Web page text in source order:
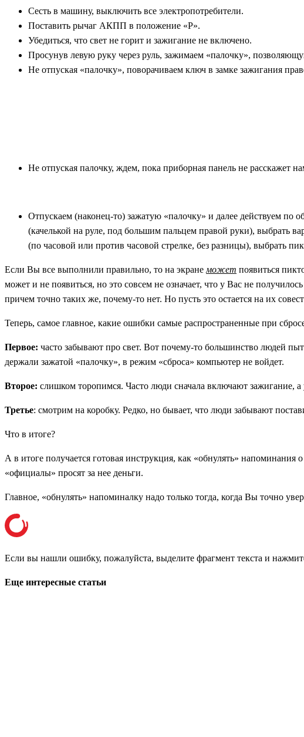
Сесть в машину, выключить все электропотребители.
Поставить рычаг АКПП в положение «P».
Убедиться, что свет не горит и зажигание не включено.
Просунув левую руку через руль, зажимаем «палочку»,
Не отпуская «палочку», поворачиваем ключ в замке зажигания
Не отпуская палочку, ждем, пока приборная панель не расскажет
Отпускаем (наконец-то) зажатую «палочку» и далее действуем по
(качелькой на руле, под большим пальцем правой руки), выбрать
(по часовой или против часовой стрелке, без разницы), выбрать
Если Вы все выполнили правильно, то на экране может появиться
может и не появиться, но это совсем не означает, что у Вас не
причем точно таких же, почему-то нет. Но пусть это остается на их
Теперь, самое главное, какие ошибки самые распространенные при
Первое: часто забывают про свет. Вот почему-то большинство людей
держали зажатой «палочку», в режим «сброса» компьютер не войдет.
Второе: слишком торопимся. Часто люди сначала включают зажигание,
Третье: смотрим на коробку. Редко, но бывает, что люди забывают
Что в итоге?
А в итоге получается готовая инструкция, как «обнулять»
«официалы» просят за нее деньги.
Главное, «обнулять» напоминалку надо только тогда, когда Вы точно
Если вы нашли ошибку, пожалуйста, выделите фрагмент текста и
Еще интересные статьи